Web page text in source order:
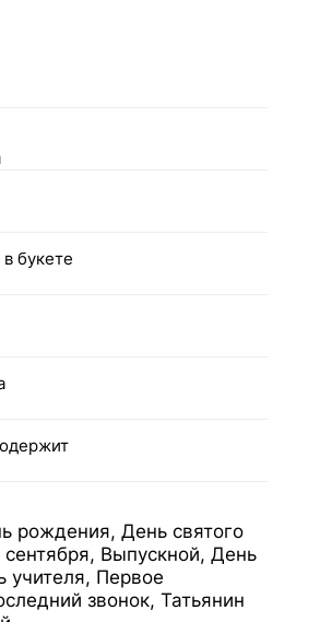
букете
рождения, День святого
сентября, Выпускной, День
учителя, Первое
звонок, Татьянин